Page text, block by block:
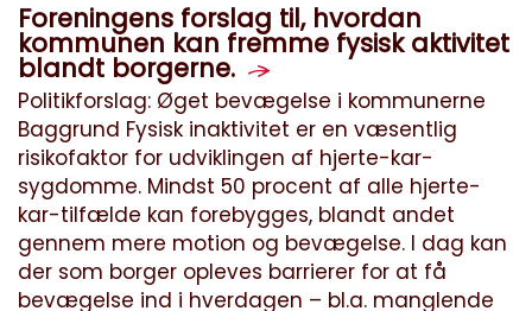
Foreningens forslag til, hvordan
kommunen kan fremme fysisk aktivitet
blandt borgerne.
Politikforslag: Øget bevægelse i kommunerne
Baggrund Fysisk inaktivitet er en væsentlig
risikofaktor for udviklingen af hjerte-kar-
sygdomme. Mindst 50 procent af alle hjerte-
kar-tilfælde kan forebygges, blandt andet
gennem mere motion og bevægelse. I dag kan
der som borger opleves barrierer for at få
bevægelse ind i hverdagen – bl.a. manglende